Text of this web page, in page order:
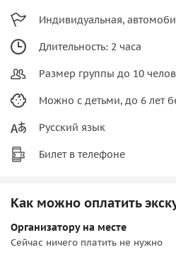
Индивидуальная,
Длительность: 2 часа
Размер группы до 10
Можно с детьми, до 6 лет
Русский язык
Билет в телефоне
Как можно оплатить
Организатору на месте
Сейчас ничего платить не нужно